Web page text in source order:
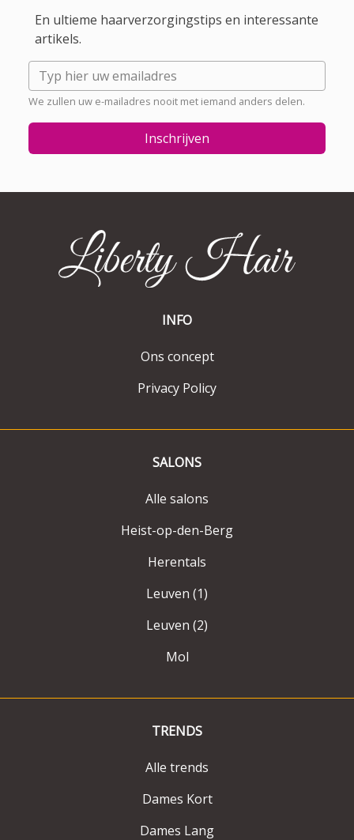
En ultieme haarverzorgingstips en interessante
artikels.
We zullen uw e-mailadres nooit met iemand anders delen.
Inschrijven
INFO
Ons concept
Privacy Policy
SALONS
Alle salons
Heist-op-den-Berg
Herentals
Leuven (1)
Leuven (2)
Mol
TRENDS
Alle trends
Dames Kort
Dames Lang